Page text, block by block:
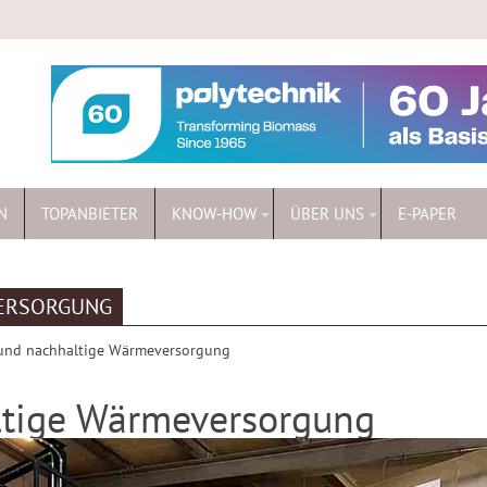
TOPANBIETER KNOW-HOW ÜBER UNS E-PAPER
nachhaltige Wärmeversorgung
Wärmeversorgung